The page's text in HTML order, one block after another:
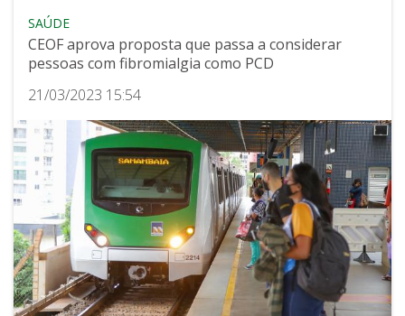
SAÚDE
CEOF aprova proposta que passa a considerar
pessoas com fibromialgia como PCD
21/03/2023 15:54